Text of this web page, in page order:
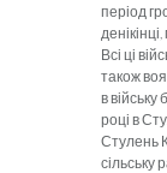
період
Всі ці
також
в війську
році в
Стулень
сільську